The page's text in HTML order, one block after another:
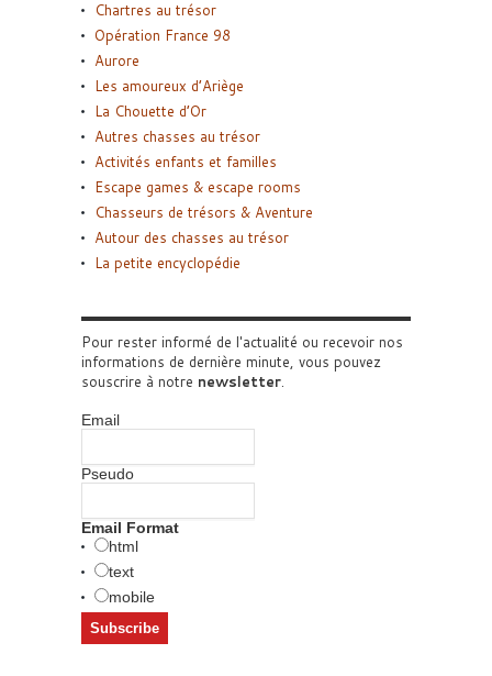
Chartres au trésor
Opération France 98
Aurore
Les amoureux d’Ariège
La Chouette d’Or
Autres chasses au trésor
Activités enfants et familles
Escape games & escape rooms
Chasseurs de trésors & Aventure
Autour des chasses au trésor
La petite encyclopédie
Pour rester informé de l'actualité ou recevoir nos
informations de dernière minute, vous pouvez
souscrire à notre newsletter.
Email
Pseudo
Email Format
html
text
mobile